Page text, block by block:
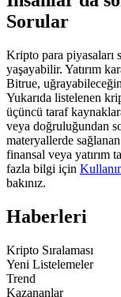
Kopya Ticaret
En iyi
Kopya Tüccarı
Kâr paylaşımı
Sorular
Kripto para piyasaları
yaşayabilir. Yatırım
Bitrue,
Yukarıda listelenen
üçüncü taraf
veya doğruluğundan
materyallerde
finansal veya yatırım
fazla bilgi için
bakınız.
Haberleri
Kripto Sıralaması
Yeni Listelemeler
Trend
Kazananlar